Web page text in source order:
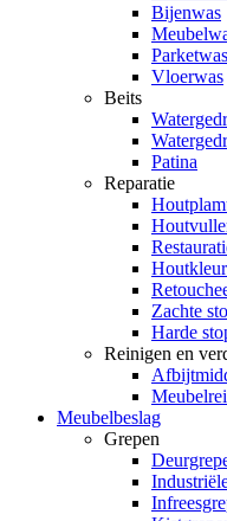
Bijenwas
Parketwas
Vloerwas
Beits
Patina
Reparatie
Zachte
Harde
Reinigen en
Meubelbeslag
Grepen